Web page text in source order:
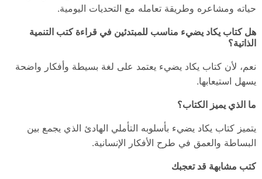
حياته ومشاعره وطريقة تعامله مع التحديات اليومية.
هل كتاب يكاد يضيء مناسب للمبتدئين في قراءة كتب التنمية
الذاتية؟
نعم، لأن كتاب يكاد يضيء يعتمد على لغة بسيطة وأفكار واضحة
يسهل استيعابها.
ما الذي يميز الكتاب؟
يتميز كتاب يكاد يضيء بأسلوبه التأملي الهادئ الذي يجمع بين
البساطة والعمق في طرح الأفكار الإنسانية.
كتب مشابهة قد تعجبك